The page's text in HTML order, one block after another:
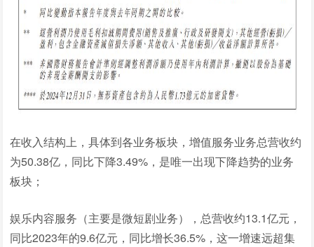
在收入结构上，具体到各业务板块，增值服务业务总营收约
为50.38亿，同比下降3.49%，是唯一出现下降趋势的业务
板块；
娱乐内容服务（主要是微短剧业务），总营收约13.1亿元，
同比2023年的9.6亿元，同比增长36.5%，这一增速远超集